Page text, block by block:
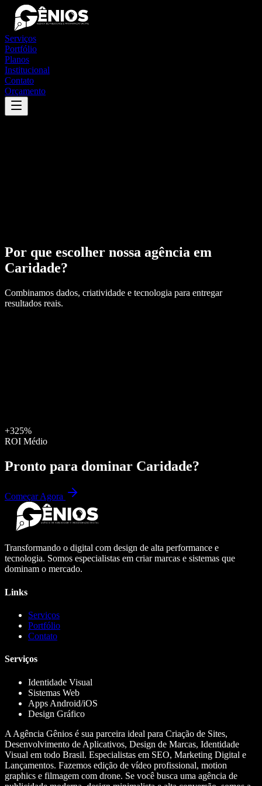
Serviços
Portfólio
Planos
Institucional
Contato
Orçamento
Por que escolher nossa agência em
Caridade?
Combinamos dados, criatividade e tecnologia para entregar
resultados reais.
+325%
ROI Médio
Pronto para dominar Caridade?
Começar Agora
Transformando o digital com design de alta performance e
tecnologia. Somos especialistas em criar marcas e sistemas que
dominam o mercado.
Links
Serviços
Portfólio
Contato
Serviços
Identidade Visual
Sistemas Web
Apps Android/iOS
Design Gráfico
A Agência Gênios é sua parceira ideal para Criação de Sites,
Desenvolvimento de Aplicativos, Design de Marcas, Identidade
Visual em todo Brasil. Especialistas em SEO, Marketing Digital e
Lançamentos. Fazemos edição de vídeo profissional, motion
graphics e filmagem com drone. Se você busca uma agência de